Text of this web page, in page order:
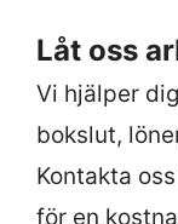
Låt oss
Vi hjälper
bokslut,
Kontakta
för en